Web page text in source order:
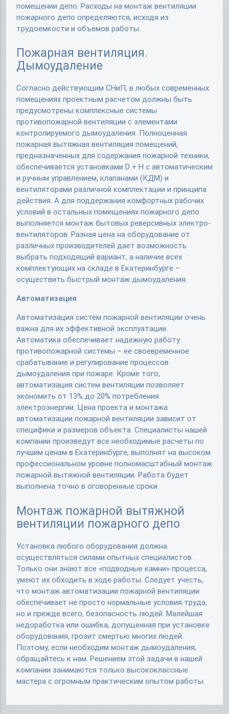
помещении депо. Расходы на монтаж вентиляции
пожарного депо определяются, исходя из
трудоемкости и объемов работы.
Пожарная вентиляция.
Дымоудаление
Согласно действующим СНиП, в любых современных
помещениях проектным расчетом должны быть
предусмотрены комплексные системы
противопожарной вентиляции с элементами
контролируемого дымоудаления. Полноценная
пожарная вытяжная вентиляция помещений,
предназначенных для содержания пожарной техники,
обеспечивается установками D + H с автоматическим
и ручным управлением, клапанами (КДМ) и
вентиляторами различной комплектации и принципа
действия. А для поддержания комфортных рабочих
условий в остальных помещениях пожарного депо
выполняется монтаж бытовых реверсивных электро-
вентиляторов. Разная цена на оборудование от
различных производителей дает возможность
выбрать подходящий вариант, а наличие всех
комплектующих на складе в Екатеринбурге –
осуществить быстрый монтаж дымоудаления.
Автоматизация
Автоматизация систем пожарной вентиляции очень
важна для их эффективной эксплуатации.
Автоматика обеспечивает надежную работу
противопожарной системы – ее своевременное
срабатывание и регулирование процессов
дымоудаления при пожаре. Кроме того,
автоматизация систем вентиляции позволяет
экономить от 13% до 20% потребления
электроэнергии. Цена проекта и монтажа
автоматизации пожарной вентиляции зависит от
специфики и размеров объекта. Специалисты нашей
компании произведут все необходимые расчеты по
лучшим ценам в Екатеринбурге, выполнят на высоком
профессиональном уровне полномасштабный монтаж
пожарной вытяжной вентиляции. Работа будет
выполнена точно в оговоренные сроки.
Монтаж пожарной вытяжной
вентиляции пожарного депо
Установка любого оборудования должна
осуществляться силами опытных специалистов.
Только они знают все «подводные камни» процесса,
умеют их обходить в ходе работы. Следует учесть,
что монтаж автоматизации пожарной вентиляции
обеспечивает не просто нормальные условия труда,
но и прежде всего, безопасность людей. Малейшая
недоработка или ошибка, допущенная при установке
оборудования, грозит смертью многих людей.
Поэтому, если необходим монтаж дымоудаления,
обращайтесь к нам. Решением этой задачи в нашей
компании занимаются только высококлассные
мастера с огромным практическим опытом работы.